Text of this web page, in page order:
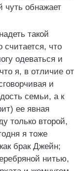
чуть обнажает
такой
что
одеваться и
я, в отличие от
и
семьи, а к
ее явная
только второй,
я тоже
брак Джейн;
нитью,